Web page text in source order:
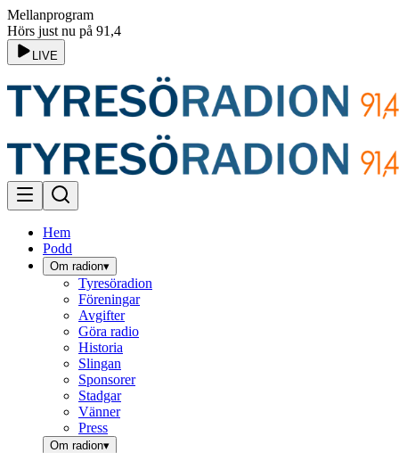
Mellanprogram
Hörs just nu på 91,4
LIVE
Hem
Podd
Om radion▾
Tyresöradion
Föreningar
Avgifter
Göra radio
Historia
Slingan
Sponsorer
Stadgar
Vänner
Press
Om radion▾